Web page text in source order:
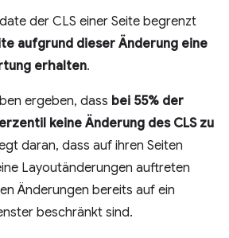
der CLS einer Seite begrenzt
aufgrund dieser Änderung eine
erhalten.
ergeben, dass bei 55% der
keine Änderung des CLS zu
daran, dass auf ihren Seiten
Layoutänderungen auftreten
Änderungen bereits auf ein
beschränkt sind.